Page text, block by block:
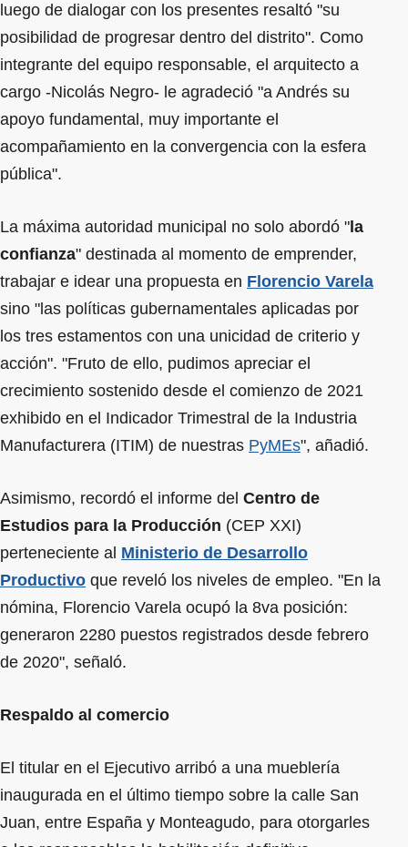
luego de dialogar con los presentes resaltó "su
posibilidad de progresar dentro del distrito". Como
integrante del equipo responsable, el arquitecto a
cargo -Nicolás Negro- le agradeció "a Andrés su
apoyo fundamental, muy importante el
acompañamiento en la convergencia con la esfera
pública".
La máxima autoridad municipal no solo abordó " la
confianza" destinada al momento de emprender,
trabajar e idear una propuesta en Florencio Varela
sino "las políticas gubernamentales aplicadas por
los tres estamentos con una unicidad de criterio y
acción". "Fruto de ello, pudimos apreciar el
crecimiento sostenido desde el comienzo de 2021
exhibido en el Indicador Trimestral de la Industria
Manufacturera (ITIM) de nuestras PyMEs", añadió.
Asimismo, recordó el informe del Centro de
Estudios para la Producción (CEP XXI)
perteneciente al Ministerio de Desarrollo
Productivo que reveló los niveles de empleo. "En la
nómina, Florencio Varela ocupó la 8va posición:
generaron 2280 puestos registrados desde febrero
de 2020", señaló.
Respaldo al comercio
El titular en el Ejecutivo arribó a una mueblería
inaugurada en el último tiempo sobre la calle San
Juan, entre España y Monteagudo, para otorgarles